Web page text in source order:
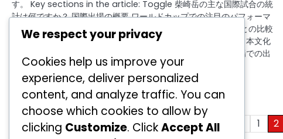
す。 Key sections in the article: Toggle 柴崎岳の主な国際試合の統
計は何ですか？ 国際出場の概要 ワールドカップでの注目のパフォーマ
ンス 地域大会での影響 日本代表チームにおける役割 他の選手との比較
分析 柴崎岳はどのように文化大使として機能していますか？ 日本文化
を促進するイニシアティブ 地域社会への関与と慈善活動 公の場での出
演と文化的代表性 スポーツを通じた文化交流への影響…
著者：高橋健二18/02/2026
Posts
Previous 1 2
We respect your privacy
Cookies help us improve your
experience, deliver personalized
content, and analyze traffic. You can
choose which cookies to allow by
clicking Customize. ClickAccept All